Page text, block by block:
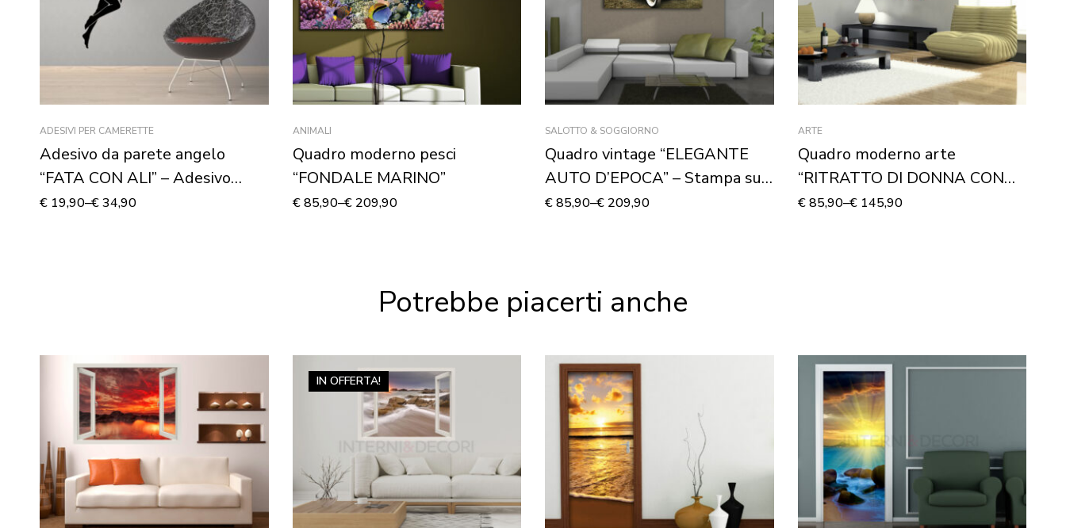
ADESIVI PER CAMERETTE
Adesivo da parete angelo
“FATA CON ALI” – Adesivo
murale
€ 19,90–€34,90
ANIMALI
Quadro moderno pesci
“FONDALE MARINO”
€85,90–€209,90
SALOTTO & SOGGIORNO
Quadro vintage “ELEGANTE
AUTO D’EPOCA” – Stampa su
tela
€85,90–€ 209,90
ARTE
Quadro moderno arte
“RITRATTO DI DONNA CON
FIORI”
€85,90–€145,90
Potrebbe piacerti anche
IN OFFERTA!